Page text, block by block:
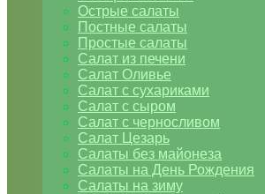
Острые салаты
Постные салаты
Простые салаты
Салат из печени
Салат Оливье
Салат с сухариками
Салат с сыром
Салат с черносливом
Салат Цезарь
Салаты без майонеза
Салаты на День Рождения
Салаты на зиму